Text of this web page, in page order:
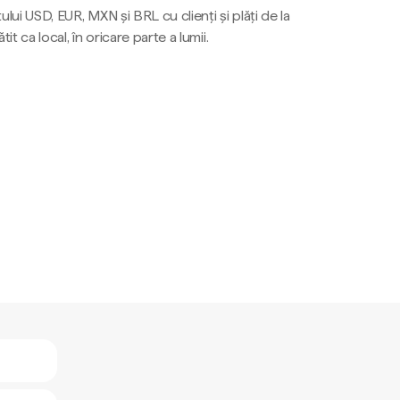
USD, EUR, MXN și BRL cu clienți și plăți de la
ca local, în oricare parte a lumii.